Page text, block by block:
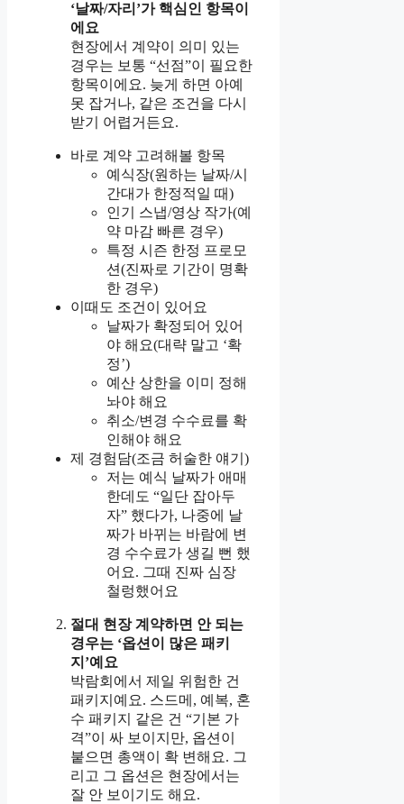
‘날짜/자리’가 핵심인 항목이
에요
현장에서 계약이 의미 있는
경우는 보통 “선점”이 필요한
항목이에요. 늦게 하면 아예
못 잡거나, 같은 조건을 다시
받기 어렵거든요.
바로 계약 고려해볼 항목
예식장(원하는 날짜/시
간대가 한정적일 때)
인기 스냅/영상 작가(예
약 마감 빠른 경우)
특정 시즌 한정 프로모
션(진짜로 기간이 명확
한 경우)
이때도 조건이 있어요
날짜가 확정되어 있어
야 해요(대략 말고 ‘확
정’)
예산 상한을 이미 정해
놔야 해요
취소/변경 수수료를 확
인해야 해요
제 경험담(조금 허술한 얘기)
저는 예식 날짜가 애매
한데도 “일단 잡아두
자” 했다가, 나중에 날
짜가 바뀌는 바람에 변
경 수수료가 생길 뻔 했
어요. 그때 진짜 심장
철렁했어요
절대 현장 계약하면 안 되는
경우는 ‘옵션이 많은 패키
지’예요
박람회에서 제일 위험한 건
패키지예요. 스드메, 예복, 혼
수 패키지 같은 건 “기본 가
격”이 싸 보이지만, 옵션이
붙으면 총액이 확 변해요. 그
리고 그 옵션은 현장에서는
잘 안 보이기도 해요.